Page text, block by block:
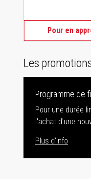
Pour en
Les
Programme de
Pour une durée
l'achat d'une
Plus d'info